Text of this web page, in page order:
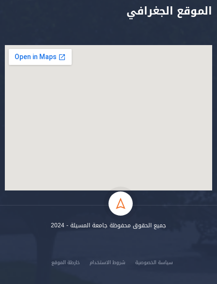
الموقع الجغرافي
جميع الحقوق محفوظة جامعة المسيلة - 2024
سياسة الخصوصية شروط الاستخدام خارطة الموقع